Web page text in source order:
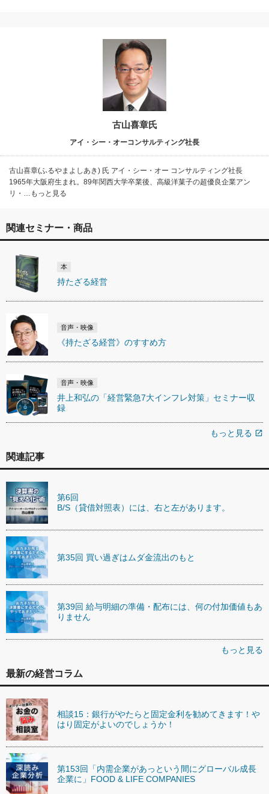
古山喜章氏
アイ・シー・オーコンサルティング社長
古山喜章(ふるやまよしあき) 氏 アイ・シー・オー コンサルティング社長
1965年大阪府生まれ。89年関西大学卒業後、高級洋菓子の超優良企業アン
リ・…もっと見る
関連セミナー・商品
本
持たざる経営
音声・映像
《持たざる経営》のすすめ方
音声・映像
井上和弘の「経営緊急7大インフレ対策」セミナー収
録
もっと見る open_in_new
関連記事
第6回
B/S（貸借対照表）には、右と左があります。
第35回 買い過ぎはムダ金流出のもと
第39回 給与明細の準備・配布には、何の付加価値もあ
りません
もっと見る
最新の経営コラム
相談15：銀行がやたらと固定金利を勧めてきます！や
はり固定がよいのでしょうか！
第153回「内需企業があっという間にグローバル成長
企業に」FOOD & LIFE COMPANIES